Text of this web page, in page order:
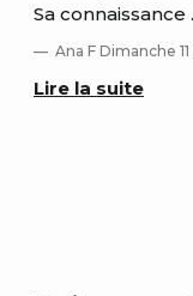
Sa connaissance
Ana F Dimanche
Lire la suite